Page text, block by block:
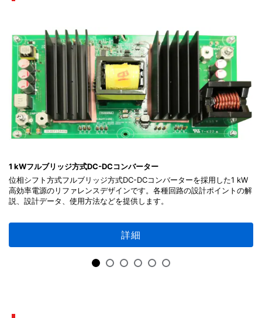
1 kWフルブリッジ方式DC-DCコンバーター
位相シフト方式フルブリッジ方式DC-DCコンバーターを採用した1 kW
高効率電源のリファレンスデザインです。各種回路の設計ポイントの解
説、設計データ、使用方法などを提供します。
詳細